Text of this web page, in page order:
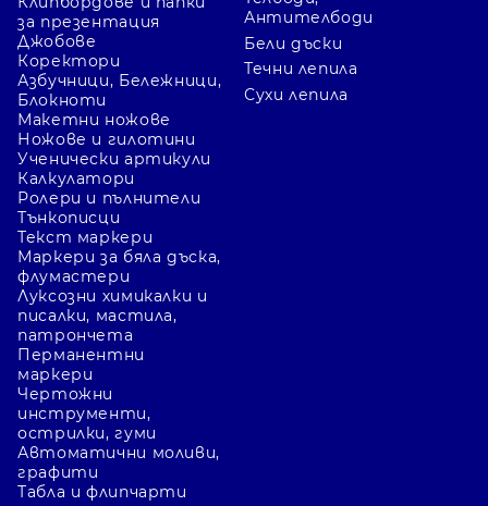
за презентация
Джобове
Коректори
Азбучници, Бележници,
Блокноти
Антителбоди
Бели дъски
Течни лепила
Сухи лепила
Макетни ножове
Ножове и гилотини
Ученически артикули
Калкулатори
Ролери и пълнители
Тънкописци
Текст маркери
Маркери за бяла дъска,
флумастери
Луксозни химикалки и
писалки, мастила,
патрончета
Перманентни
маркери
Чертожни
инструменти,
острилки, гуми
Автоматични моливи,
графити
Табла и флипчарти